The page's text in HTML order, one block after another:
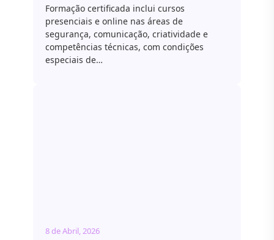
Formação certificada inclui cursos
presenciais e online nas áreas de
segurança, comunicação, criatividade e
competências técnicas, com condições
especiais de…
8 de Abril, 2026